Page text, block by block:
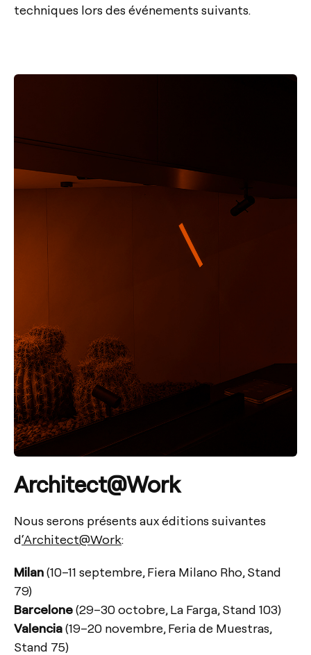
techniques lors des événements suivants.
Architect@Work
Nous serons présents aux éditions suivantes
d‘Architect@Work:
Milan(10–11 septembre, Fiera Milano Rho, Stand
79)
Barcelone(29–30 octobre, La Farga, Stand 103)
Valencia(19–20 novembre, Feria de Muestras,
Stand 75)